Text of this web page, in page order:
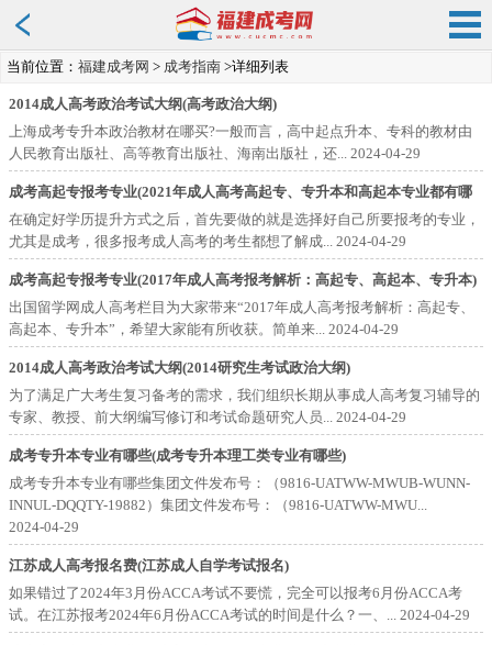
当前位置： 福建成考网 > 成考指南 >详细列表
2014成人高考政治考试大纲(高考政治大纲)
上海成考专升本政治教材在哪买?一般而言，高中起点升本、专科的教材由
人民教育出版社、高等教育出版社、海南出版社，还... 2024-04-29
成考高起专报考专业(2021年成人高考高起专、专升本和高起本专业都有哪
些?)
在确定好学历提升方式之后，首先要做的就是选择好自己所要报考的专业，
尤其是成考，很多报考成人高考的考生都想了解成... 2024-04-29
成考高起专报考专业(2017年成人高考报考解析：高起专、高起本、专升本)
出国留学网成人高考栏目为大家带来“2017年成人高考报考解析：高起专、
高起本、专升本”，希望大家能有所收获。简单来... 2024-04-29
2014成人高考政治考试大纲(2014研究生考试政治大纲)
为了满足广大考生复习备考的需求，我们组织长期从事成人高考复习辅导的
专家、教授、前大纲编写修订和考试命题研究人员... 2024-04-29
成考专升本专业有哪些(成考专升本理工类专业有哪些)
成考专升本专业有哪些集团文件发布号：（9816-UATWW-MWUB-WUNN-
INNUL-DQQTY-19882）集团文件发布号：（9816-UATWW-MWU...
2024-04-29
江苏成人高考报名费(江苏成人自学考试报名)
如果错过了2024年3月份ACCA考试不要慌，完全可以报考6月份ACCA考
试。在江苏报考2024年6月份ACCA考试的时间是什么？一、... 2024-04-29